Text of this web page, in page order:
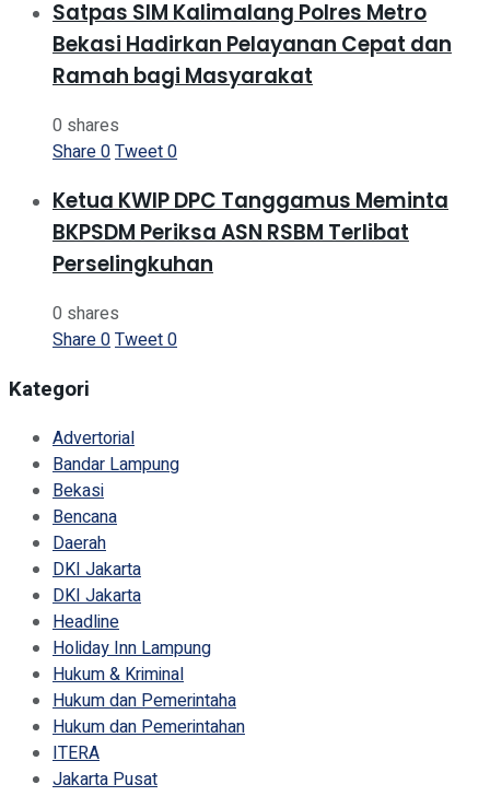
Satpas SIM Kalimalang Polres Metro
Bekasi Hadirkan Pelayanan Cepat dan
Ramah bagi Masyarakat
0 shares
Share0Tweet0
Ketua KWIP DPC Tanggamus Meminta
BKPSDM Periksa ASN RSBM Terlibat
Perselingkuhan
0 shares
Share0Tweet0
Kategori
Advertorial
Bandar Lampung
Bekasi
Bencana
Daerah
DKI Jakarta
DKI Jakarta
Headline
Holiday Inn Lampung
Hukum & Kriminal
Hukum dan Pemerintaha
Hukum dan Pemerintahan
ITERA
Jakarta Pusat